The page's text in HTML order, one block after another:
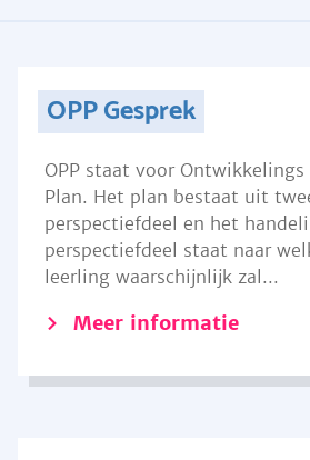
OPP Gesprek
OPP staat voor Ontwikkelings
Plan. Het plan bestaat uit
perspectiefdeel en het
perspectiefdeel staat naar
leerling waarschijnlijk zal...
Meer informatie